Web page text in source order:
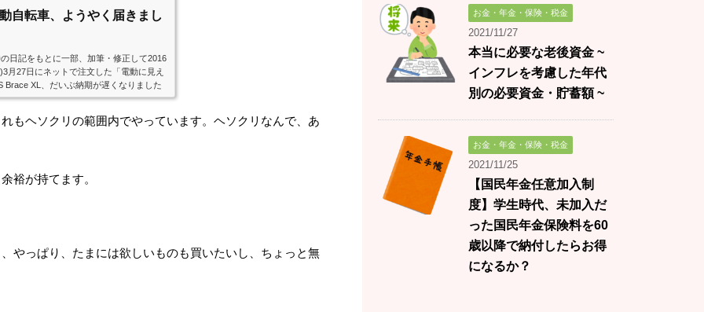
自転車、ようやく届きまし
記をもとに一部、加筆・修正して2016
月27日にネットで注文した「電動に見え
Brace XL、だいぶ納期が遅くなりました
試乗をかねて、サイクリングに出かけま
ましたが、確かに楽です、ぜんぜん楽、
もヘソクリの範囲内でやっています。ヘソクリなんで、あ
裕が持てます。
やっぱり、たまには欲しいものも買いたいし、ちょっと無
お金・年金・保険・税金
2021/11/27
本当に必要な老後資金 ~
インフレを考慮した年代
別の必要資金・貯蓄額 ~
お金・年金・保険・税金
2021/11/25
【国民年金任意加入制
度】学生時代、未加入だ
った国民年金保険料を60
歳以降で納付したらお得
になるか？